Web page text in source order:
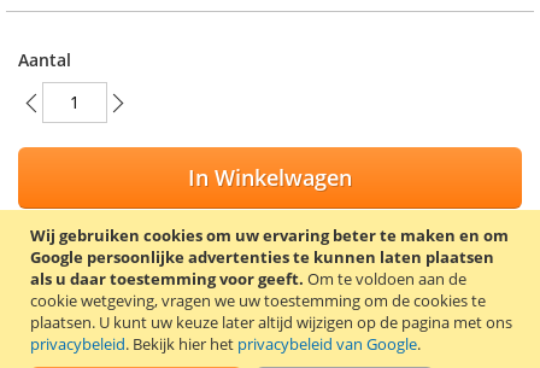
Wij gebruiken cookies om uw ervaring beter te maken en om
Google persoonlijke advertenties te kunnen laten plaatsen
als u daar toestemming voor geeft. Om te voldoen aan de
cookie wetgeving, vragen we uw toestemming om de cookies te
plaatsen. U kunt uw keuze later altijd wijzigen op de pagina met ons
privacybeleid. Bekijk hier het privacybeleid van Google.
Aantal
In Winkelwagen
VOEG TOE AAN VERLANGLIJST
TOEVOEGEN OM TE VERGELIJKEN